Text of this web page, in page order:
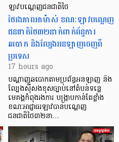
ឡាវបណ្តេញជនជាតិថៃ
ថៃរងភាពអាម៉ាស់ ខណៈឡាវបណ្តេញ
ជនជាតិថៃ៣២នាក់ពាក់ព័ន្ធការ
ឆបោក និងល្បែងអនឡាញចេញពី
ប្រទេស
17 hours ago
បណ្តាញឆបោកតាមប្រព័ន្ធអនឡាញ និង
ល្បែងស៊ីសងខុសច្បាប់នៅតំបន់ទន្លេ
មេគង្គកំពុងរងការ បង្ក្រាប​កាន់តែខ្លាំង
ខណៈអាជ្ញាធរឡាវបានបណ្តេញ
ជនជាតិថៃ៣២នា…